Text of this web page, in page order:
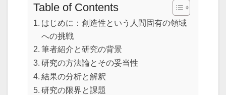
Table of Contents
はじめに：創造性という人間固有の領域
への挑戦
筆者紹介と研究の背景
研究の方法論とその妥当性
結果の分析と解釈
研究の限界と課題